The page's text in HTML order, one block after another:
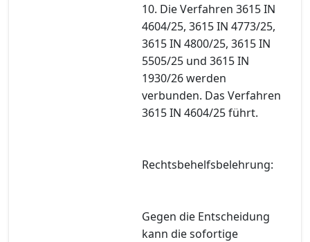
10. Die Verfahren 3615 IN
4604/25, 3615 IN 4773/25,
3615 IN 4800/25, 3615 IN
5505/25 und 3615 IN
1930/26 werden
verbunden. Das Verfahren
3615 IN 4604/25 führt.
Rechtsbehelfsbelehrung:
Gegen die Entscheidung
kann die sofortige